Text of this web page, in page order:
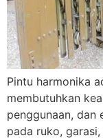
Pintu harmonika
membutuhkan
penggunaan, dan
pada ruko,